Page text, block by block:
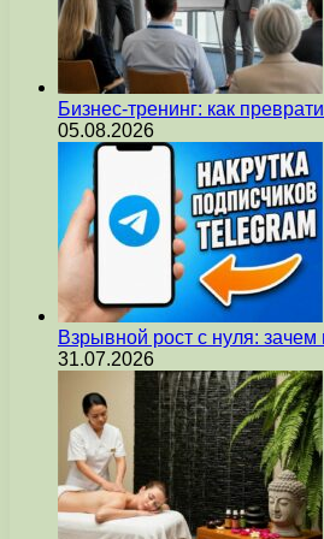
Бизнес-тренинг: как
05.08.2026
Взрывной рост с нуля:
31.07.2026